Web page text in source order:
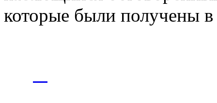
которые были получены в